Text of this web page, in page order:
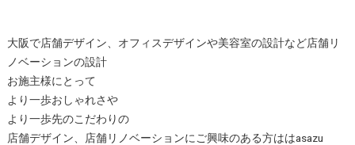
大阪で店舗デザイン、オフィスデザインや美容室の設計など店舗リ
ノベーションの設計
お施主様にとって
より一歩おしゃれさや
より一歩先のこだわりの
店舗デザイン、店舗リノベーションにご興味のある方ははasazu